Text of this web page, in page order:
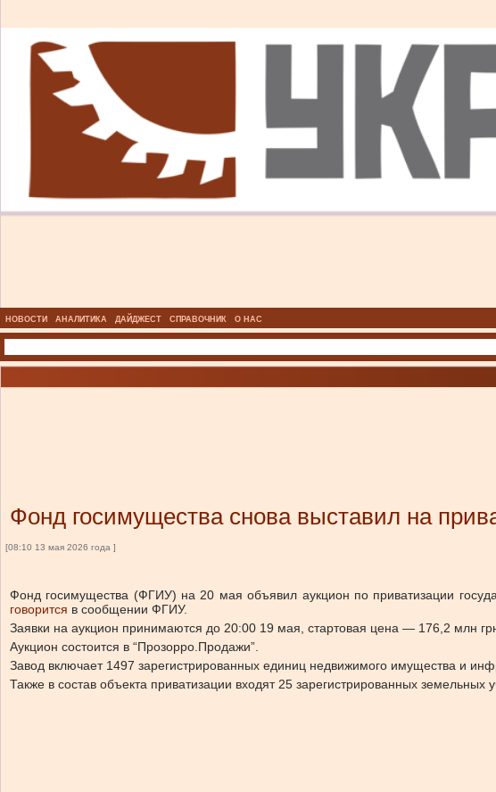
НОВОСТИ АНАЛИТИКА ДАЙДЖЕСТ СПРАВОЧНИК О НАС
Фонд госимущества снова выставил на
[08:10 13 мая 2026 года ]
Фонд госимущества (ФГИУ) на 20 мая объявил аукцион по приватизации
говорится в сообщении ФГИУ.
Заявки на аукцион принимаются до 20:00 19 мая, стартовая цена — 176,2 млн
Аукцион состоится в “Прозорро.Продажи”.
Завод включает 1497 зарегистрированных единиц недвижимого имущества и
Также в состав объекта приватизации входят 25 зарегистрированных